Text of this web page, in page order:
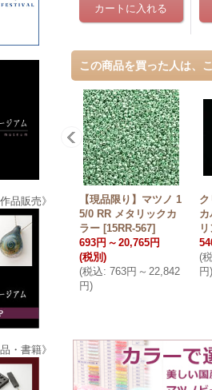
品販売》
・書籍》
この商品を買った人は、
【現品限り】マツノ 1
5/0 RR メタリックカ
ラー [15RR-567]
693円 ～ 20,765円
(税別)
(税込: 763円 ～ 22,842
円)
ク
(
円)